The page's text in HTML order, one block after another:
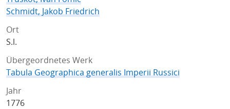
Schmidt, Jakob Friedrich
Ort
S.l.
Übergeordnetes Werk
Tabula Geographica generalis Imperii Russici
Jahr
1776